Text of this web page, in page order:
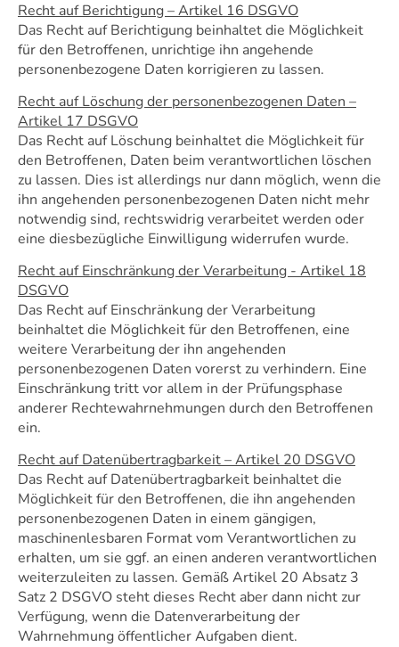
Recht auf Berichtigung – Artikel 16 DSGVO
Das Recht auf Berichtigung beinhaltet die Möglichkeit
für den Betroffenen, unrichtige ihn angehende
personenbezogene Daten korrigieren zu lassen.
Recht auf Löschung der personenbezogenen Daten –
Artikel 17 DSGVO
Das Recht auf Löschung beinhaltet die Möglichkeit für
den Betroffenen, Daten beim verantwortlichen löschen
zu lassen. Dies ist allerdings nur dann möglich, wenn die
ihn angehenden personenbezogenen Daten nicht mehr
notwendig sind, rechtswidrig verarbeitet werden oder
eine diesbezügliche Einwilligung widerrufen wurde.
Recht auf Einschränkung der Verarbeitung - Artikel 18
DSGVO
Das Recht auf Einschränkung der Verarbeitung
beinhaltet die Möglichkeit für den Betroffenen, eine
weitere Verarbeitung der ihn angehenden
personenbezogenen Daten vorerst zu verhindern. Eine
Einschränkung tritt vor allem in der Prüfungsphase
anderer Rechtewahrnehmungen durch den Betroffenen
ein.
Recht auf Datenübertragbarkeit – Artikel 20 DSGVO
Das Recht auf Datenübertragbarkeit beinhaltet die
Möglichkeit für den Betroffenen, die ihn angehenden
personenbezogenen Daten in einem gängigen,
maschinenlesbaren Format vom Verantwortlichen zu
erhalten, um sie ggf. an einen anderen verantwortlichen
weiterzuleiten zu lassen. Gemäß Artikel 20 Absatz 3
Satz 2 DSGVO steht dieses Recht aber dann nicht zur
Verfügung, wenn die Datenverarbeitung der
Wahrnehmung öffentlicher Aufgaben dient.